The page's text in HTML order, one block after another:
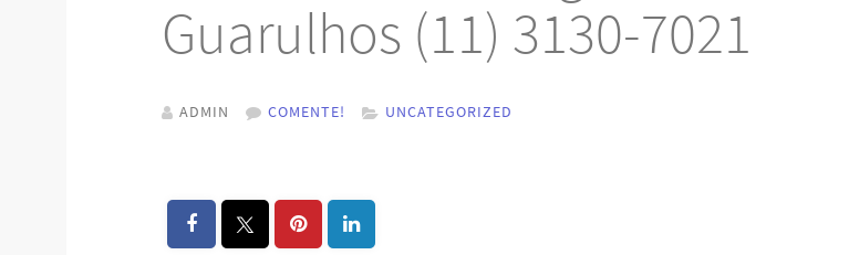
Guarulhos (11) 3130-7021
ADMIN COMENTE! UNCATEGORIZED